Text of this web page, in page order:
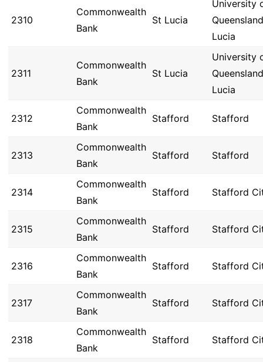
2310
Commonwealth
Bank
St Lucia
University
Lucia
2311
Commonwealth
Bank
St Lucia
University
Lucia
2312
Commonwealth
Bank
Stafford Stafford
2313
Commonwealth
Bank
Stafford Stafford
2314
Commonwealth
Bank
Stafford Stafford
2315
Commonwealth
Bank
Stafford Stafford
2316
Commonwealth
Bank
Stafford Stafford
2317
Commonwealth
Bank
Stafford Stafford
2318
Commonwealth
Bank
Stafford Stafford